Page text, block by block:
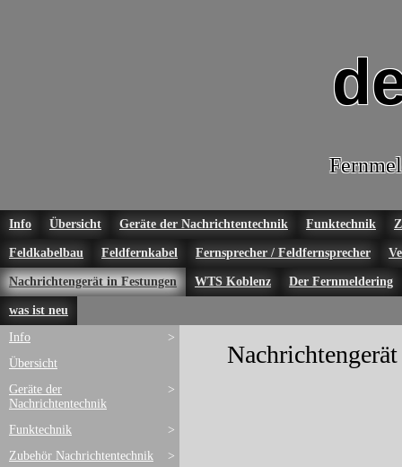
Info Übersicht Geräte der Nachrichtentechnik Funktechnik
Feldkabelbau Feldfernkabel Fernsprecher / Feldfernsprecher
Nachrichtengerät in Festungen WTS Koblenz Der Fernmeldering
was ist neu
>
Info
Übersicht
>
Geräte der
Nachrichtentechnik
>
Funktechnik
>
Zubehör Nachrichtentechnik